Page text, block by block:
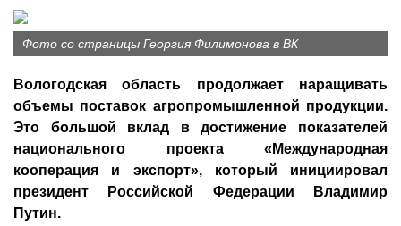
Фото со страницы Георгия Филимонова в ВК
Вологодская область продолжает наращивать
объемы поставок агропромышленной продукции.
Это большой вклад в достижение показателей
национального проекта «Международная
кооперация и экспорт», который инициировал
президент Российской Федерации Владимир
Путин.